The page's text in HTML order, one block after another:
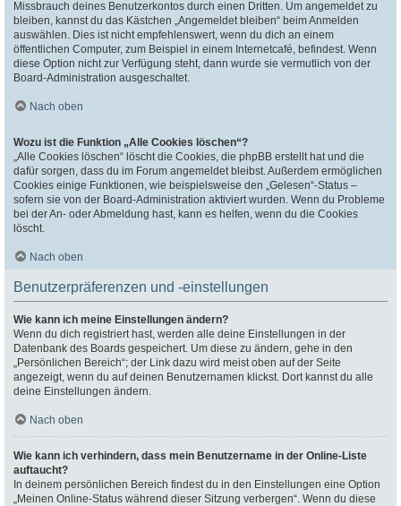
Missbrauch deines Benutzerkontos durch einen Dritten. Um angemeldet zu
bleiben, kannst du das Kästchen „Angemeldet bleiben“ beim Anmelden
auswählen. Dies ist nicht empfehlenswert, wenn du dich an einem
öffentlichen Computer, zum Beispiel in einem Internetcafé, befindest. Wenn
diese Option nicht zur Verfügung steht, dann wurde sie vermutlich von der
Board-Administration ausgeschaltet.
Nach oben
Wozu ist die Funktion „Alle Cookies löschen“?
„Alle Cookies löschen“ löscht die Cookies, die phpBB erstellt hat und die
dafür sorgen, dass du im Forum angemeldet bleibst. Außerdem ermöglichen
Cookies einige Funktionen, wie beispielsweise den „Gelesen“-Status –
sofern sie von der Board-Administration aktiviert wurden. Wenn du Probleme
bei der An- oder Abmeldung hast, kann es helfen, wenn du die Cookies
löscht.
Nach oben
Benutzerpräferenzen und -einstellungen
Wie kann ich meine Einstellungen ändern?
Wenn du dich registriert hast, werden alle deine Einstellungen in der
Datenbank des Boards gespeichert. Um diese zu ändern, gehe in den
„Persönlichen Bereich“; der Link dazu wird meist oben auf der Seite
angezeigt, wenn du auf deinen Benutzernamen klickst. Dort kannst du alle
deine Einstellungen ändern.
Nach oben
Wie kann ich verhindern, dass mein Benutzername in der Online-Liste
auftaucht?
In deinem persönlichen Bereich findest du in den Einstellungen eine Option
„Meinen Online-Status während dieser Sitzung verbergen“. Wenn du diese